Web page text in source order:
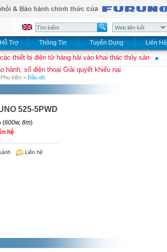
Hỗ Trợ Thông Tin Tuyển Dụng Liên Hệ
thiết bị điện tử hàng hải vào khai thác thủy sản
hành, số điện thoại Giải quyết khiếu nại
Phụ kiện > Đầu dò
525-5PWD
(600w, 8m)
hệ
Liên hệ